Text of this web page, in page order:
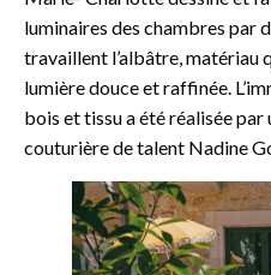
luminaires des chambres par
travaillent l’albâtre, matériau
lumière douce et raffinée.
bois et tissu a été réalisée par
couturière de talent Nadine